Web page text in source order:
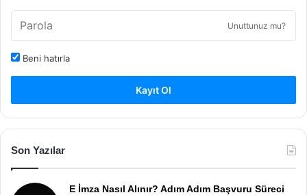
Unuttunuz mu?
Beni hatırla
Kayıt Ol
Son Yazılar
E İmza Nasıl Alınır? Adım Adım Başvuru Süreci